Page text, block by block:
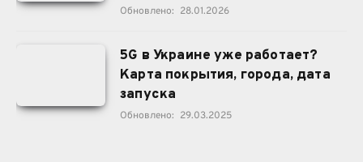
Обновлено: 28.01.2026
5G в Украине уже работает?
Карта покрытия, города, дата
запуска
Обновлено: 29.03.2025